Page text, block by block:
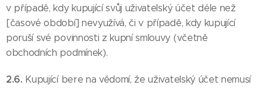
v případě, kdy kupující svůj uživatelský účet déle než
[časové období] nevyužívá, či v případě, kdy kupující
poruší své povinnosti z kupní smlouvy (včetně
obchodních podmínek).
2.6. Kupující bere na vědomí, že uživatelský účet nemusí